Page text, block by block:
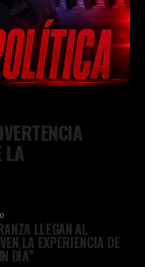
LA
LLEGAN AL
LA EXPERIENCIA DE
DÍA”